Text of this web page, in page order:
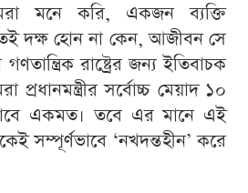
মনে করি, একজন ব্যক্তি
যতই দক্ষ হোন না কেন, আজীবন সে
রাষ্ট্রের জন্য ইতিবাচক
সর্বোচ্চ মেয়াদ ১০
একমত। তবে এর মানে এই
সম্পূর্ণভাবে ‘নখদন্তহীন’ করে